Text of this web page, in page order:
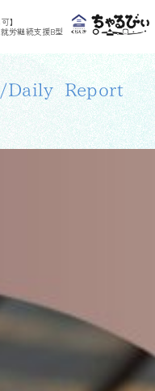
】
労継続支援B型
利用者さんの日報 >macaroon/
利用者さんの日
Daily Report